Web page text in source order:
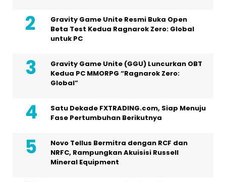
Gravity Game Unite Resmi Buka Open
Beta Test Kedua Ragnarok Zero: Global
untuk PC
Gravity Game Unite (GGU) Luncurkan OBT
Kedua PC MMORPG “Ragnarok Zero:
Global”
Satu Dekade FXTRADING.com, Siap Menuju
Fase Pertumbuhan Berikutnya
Novo Tellus Bermitra dengan RCF dan
NRFC, Rampungkan Akuisisi Russell
Mineral Equipment